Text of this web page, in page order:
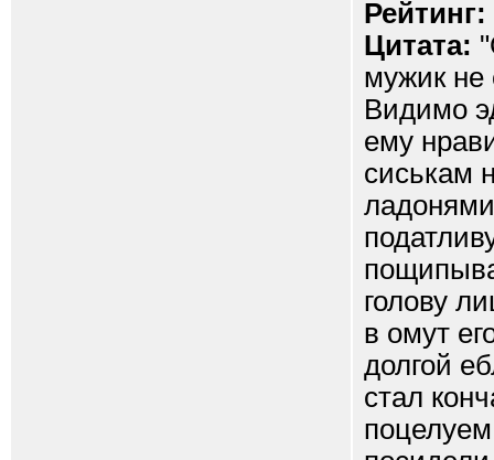
Рейтинг:
Цитата:
мужик не
Видимо
ему
сиськам
голову
в омут
долгой
стал